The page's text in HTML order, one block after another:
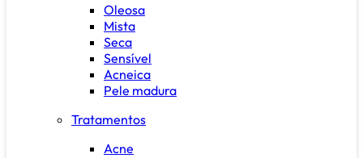
Oleosa
Mista
Seca
Sensível
Acneica
Pele madura
Tratamentos
Acne